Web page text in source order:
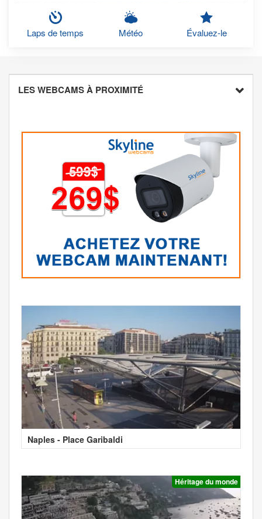
Laps de temps Météo Évaluez-le
LES WEBCAMS À PROXIMITÉ
Naples - Place Garibaldi
Héritage du monde